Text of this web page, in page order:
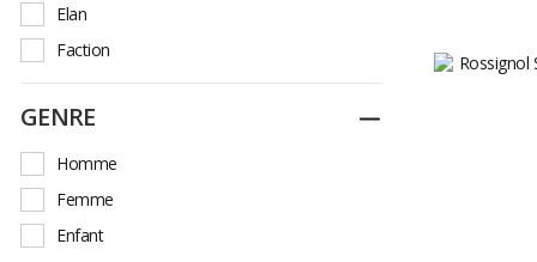
Elan
Faction
Fischer
Guidetti
Head
Jones
K2
GENRE Replier
Homme
Femme
Enfant